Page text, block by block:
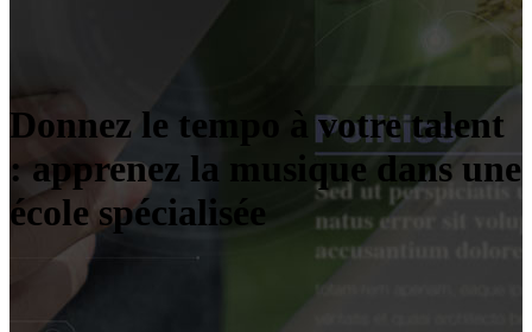
Donnez le tempo à votre talent
: apprenez la musique dans une
école spécialisée